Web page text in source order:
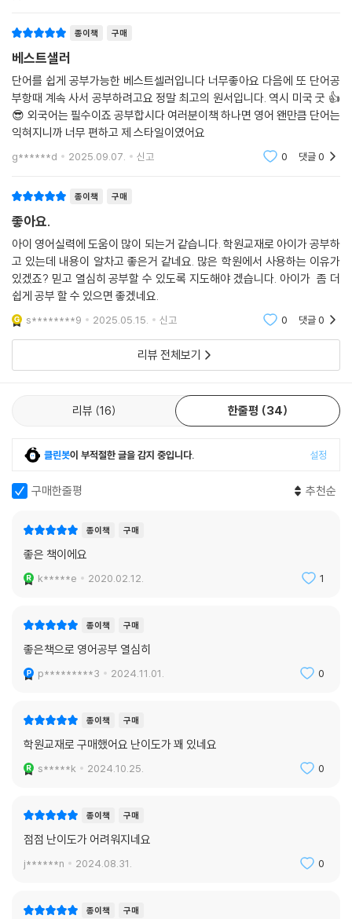
종이책 구매
베스트샐러
단어를 쉽게 공부가능한 베스트셀러입니다 너무좋아요 다음에 또 단어공
부항때 계속 사서 공부하려고요 정말 최고의 원서입니다. 역시 미국 굿 👍
😎 외국어는 필수이죠 공부합시다 여러분이책 하나면 영어 왠만큼 단어는
익혀지니까 너무 편하고 제 스타일이였어요
g******d 2025.09.07. 신고 0 댓글0
종이책 구매
좋아요.
아이 영어실력에 도움이 많이 되는거 같습니다. 학원교재로 아이가 공부하
고 있는데 내용이 알차고 좋은거 같네요. 많은 학원에서 사용하는 이유가
있겠죠? 믿고 열심히 공부할 수 있도록 지도해야 겠습니다. 아이가 좀 더
쉽게 공부 할 수 있으면 좋겠네요.
s********9 2025.05.15. 신고 0 댓글0
리뷰 전체보기
리뷰 16 한줄평 34
클린봇이 부적절한 글을 감지 중입니다. 설정
구매한줄평 추천순
종이책 구매
좋은 책이에요
k*****e 2020.02.12. 1
종이책 구매
좋은책으로 영어공부 열심히
p*********3 2024.11.01. 0
종이책 구매
학원교재로 구매했어요 난이도가 꽤 있네요
s*****k 2024.10.25. 0
종이책 구매
점점 난이도가 어려워지네요
j******n 2024.08.31. 0
종이책 구매